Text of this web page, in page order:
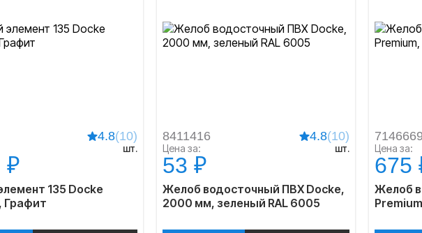
4.8(10)
шт.
₽
135 Docke
Графит
8411416 4.8(10)
Цена за: шт.
53 ₽
Желоб водосточный ПВХ Docke,
2000 мм, зеленый RAL 6005
Цена за:
675
Желоб